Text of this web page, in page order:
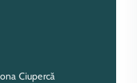
Ciupercă